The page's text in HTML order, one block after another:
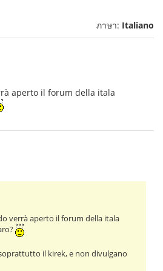
ภาษา: Italiano
aperto il forum della itala
verrà aperto il forum della itala
il kirek, e non divulgano